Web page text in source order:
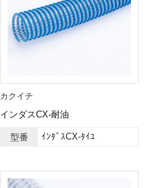
カクイチ
インダスCX-耐油
型番 ｲﾝﾀﾞｽCX-ﾀｲﾕ